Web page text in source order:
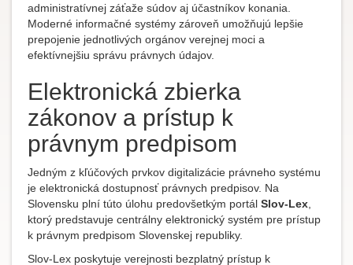
administratívnej záťaže súdov aj účastníkov konania.
Moderné informačné systémy zároveň umožňujú lepšie
prepojenie jednotlivých orgánov verejnej moci a
efektívnejšiu správu právnych údajov.
Elektronická zbierka
zákonov a prístup k
právnym predpisom
Jedným z kľúčových prvkov digitalizácie právneho systému
je elektronická dostupnosť právnych predpisov. Na
Slovensku plní túto úlohu predovšetkým portál Slov-Lex
ktorý predstavuje centrálny elektronický systém pre prístup
k právnym predpisom Slovenskej republiky.
Slov-Lex poskytuje verejnosti bezplatný prístup k